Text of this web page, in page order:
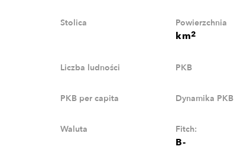
Stolica
km2
Powierzchnia
Liczba ludności PKB
PKB per capita Dynamika PKB
Waluta
B-
Fitch: